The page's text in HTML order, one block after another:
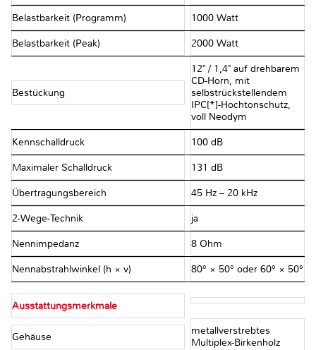
Belastbarkeit (Programm) 1000 Watt
Belastbarkeit (Peak) 2000 Watt
Bestückung
12" / 1,4" auf drehbarem
CD-Horn, mit
selbstrückstellendem
IPC[*]-Hochtonschutz,
voll Neodym
Kennschalldruck 100 dB
Maximaler Schalldruck 131 dB
Übertragungsbereich 45 Hz – 20 kHz
2-Wege-Technik ja
Nennimpedanz 8 Ohm
Nennabstrahlwinkel (h × v) 80° × 50° oder 60° × 50°
Ausstattungsmerkmale
Gehäuse
metallverstrebtes
Multiplex-Birkenholz